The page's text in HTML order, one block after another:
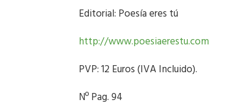
Editorial: Poesía eres tú
http://www.poesiaerestu.com
PVP: 12 Euros (IVA Incluido).
Nº Pag. 94